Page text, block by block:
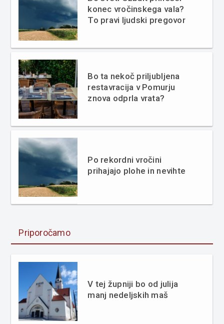
konec vročinskega vala?
To pravi ljudski pregovor
Bo ta nekoč priljubljena
restavracija v Pomurju
znova odprla vrata?
Po rekordni vročini
prihajajo plohe in nevihte
Priporočamo
V tej župniji bo od julija
manj nedeljskih maš